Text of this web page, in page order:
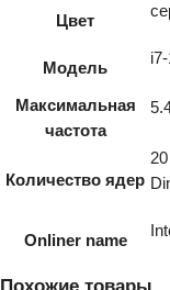
Цвет
Модель
Максимальная
частота
Количество ядер
20
Onliner name